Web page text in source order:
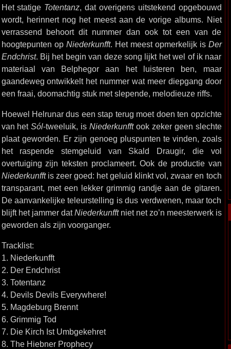
Het statige Totentanz, dat overigens uitstekend opgebouwd
wordt, herinnert nog het meest aan de vorige albums. Niet
verrassend behoort dit nummer dan ook tot een van de
hoogtepunten op Niederkunfft. Het meest opmerkelijk is Der
Endchrist. Bij het begin van deze song lijkt het wel of ik naar
materiaal van Belphegor aan het luisteren ben, maar
gaandeweg ontwikkelt het nummer wat meer diepgang door
een fraai, doomachtig stuk met slepende, melodieuze riffs.
Hoewel Helrunar dus een stap terug moet doen ten opzichte
van hetSól-tweeluik, is Niederkunfftook zeker geen slechte
plaat geworden. Er zijn genoeg pluspunten te vinden, zoals
het raspende stemgeluid van Skald Draugir, die vol
overtuiging zijn teksten proclameert. Ook de productie van
Niederkunfftis zeer goed: het geluid klinkt vol, zwaar en toch
transparant, met een lekker grimmig randje aan de gitaren.
De aanvankelijke teleurstelling is dus verdwenen, maar toch
blijft het jammer datNiederkunfftniet net zo’n meesterwerk is
geworden als zijn voorganger.
Tracklist:
1. Niederkunfft
2. Der Endchrist
3. Totentanz
4. Devils Devils Everywhere!
5. Magdeburg Brennt
6. Grimmig Tod
7. Die Kirch Ist Umbgekehret
8. The Hiebner Prophecy